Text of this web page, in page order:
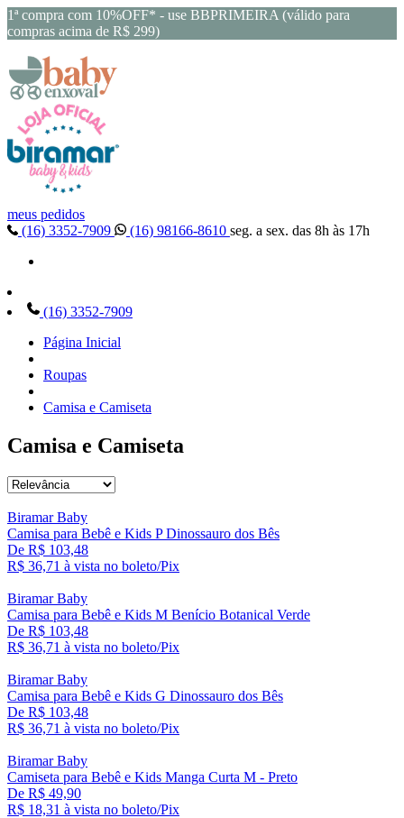
1ª compra com 10%OFF* - use BBPRIMEIRA (válido para
compras acima de R$ 299)
meus pedidos
(16) 3352-7909
(16) 98166-8610 seg. a sex. das 8h às 17h
(16) 3352-7909
Página Inicial
Roupas
Camisa e Camiseta
Camisa e Camiseta
Biramar Baby
Camisa para Bebê e Kids P Dinossauro dos Bês
De R$ 103,48
R$ 36,71 à vista no boleto/Pix
Biramar Baby
Camisa para Bebê e Kids M Benício Botanical Verde
De R$ 103,48
R$ 36,71 à vista no boleto/Pix
Biramar Baby
Camisa para Bebê e Kids G Dinossauro dos Bês
De R$ 103,48
R$ 36,71 à vista no boleto/Pix
Biramar Baby
Camiseta para Bebê e Kids Manga Curta M - Preto
De R$ 49,90
R$ 18,31 à vista no boleto/Pix